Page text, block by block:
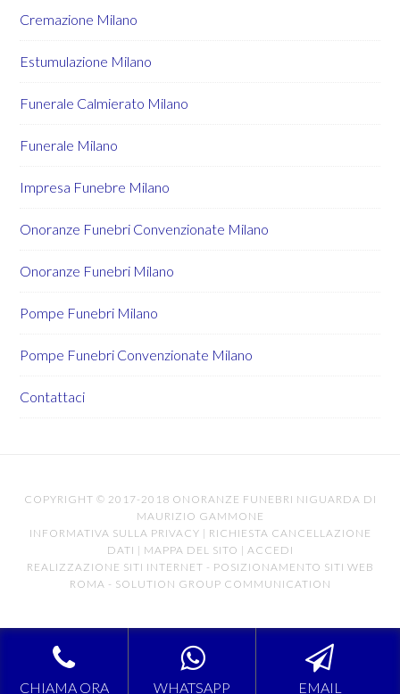
Cremazione Milano
Estumulazione Milano
Funerale Calmierato Milano
Funerale Milano
Impresa Funebre Milano
Onoranze Funebri Convenzionate Milano
Onoranze Funebri Milano
Pompe Funebri Milano
Pompe Funebri Convenzionate Milano
Contattaci
COPYRIGHT © 2017-2018 ONORANZE FUNEBRI NIGUARDA DI
MAURIZIO GAMMONE
INFORMATIVA SULLA PRIVACY | RICHIESTA CANCELLAZIONE
DATI | MAPPA DEL SITO | ACCEDI
REALIZZAZIONE SITI INTERNET - POSIZIONAMENTO SITI WEB
ROMA - SOLUTION GROUP COMMUNICATION
CHIAMA ORA WHATSAPP EMAIL